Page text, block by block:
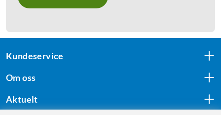
Kundeservice
Om oss
Aktuelt